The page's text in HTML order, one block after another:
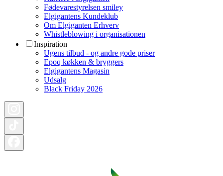
Fødevarestyrelsen smiley
Elgigantens Kundeklub
Om Elgiganten Erhverv
Whistleblowing i organisationen
Inspiration
Ugens tilbud - og andre gode priser
Epoq køkken & bryggers
Elgigantens Magasin
Udsalg
Black Friday 2026